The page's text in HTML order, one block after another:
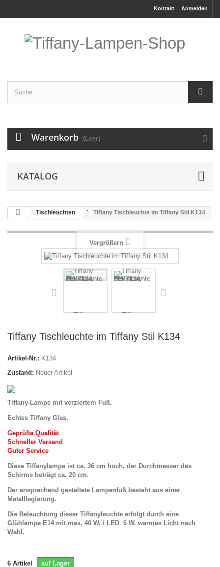
Anmelden
Kontakt
Warenkorb (Leer)
KATALOG
Tischleuchten Tiffany Tischleuchte im Tiffany Stil K134
Vergrößern
Tiffany Tischleuchte im Tiffany Stil K134
Artikel-Nr.: K134
Zustand: Neuer Artikel
Tiffany-Lampe mit verziertem Fuß.
Echtes Tiffany Glas.
Geprüfte Qualität
Schneller Versand
Guter Service
Diese Tiffanylampe ist ca. 36 cm hoch, der Durchmesser des
Schirms beträgt ca. 20 cm.
Der ansprechend gestaltete Lampenfuß besteht aus einer
Metalllegierung.
Die Beleuchtung dieser Tiffanyleuchte erfolgt durch eine
Glühlampe E14 mit max. 40 W. / LED 6 W. warmes Licht nach
Wahl.
6 Artikel auf Lager